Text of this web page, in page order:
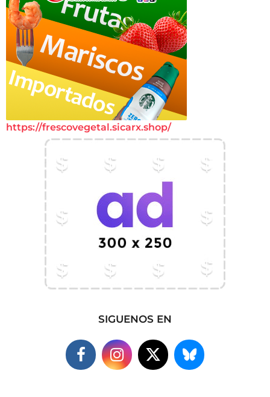
https://frescovegetal.sicarx.shop/
SIGUENOS EN